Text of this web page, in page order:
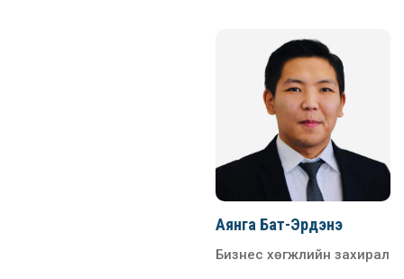
Аянга Бат-Эрдэнэ
Бизнес хөгжлийн захирал